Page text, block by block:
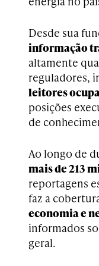
Desde sua
informação
altamente
reguladores,
leitores
posições
de
Ao longo de
mais de 213
reportagens
faz a
economia e
informados
geral.